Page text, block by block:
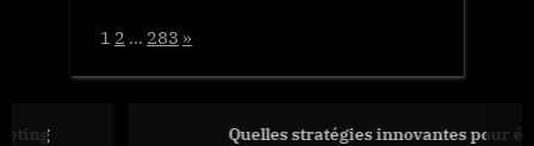
Page:
1 2 … 283 Next
»
Quelles stratégies innovantes pour éviter la